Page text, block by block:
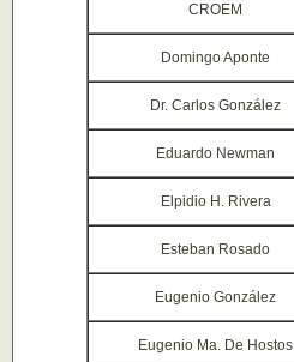
CROEM
Domingo Aponte
Dr. Carlos González
Eduardo Newman
Elpidio H. Rivera
Esteban Rosado
Eugenio González
Eugenio Ma. De Hostos